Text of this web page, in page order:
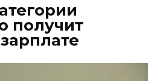
получит